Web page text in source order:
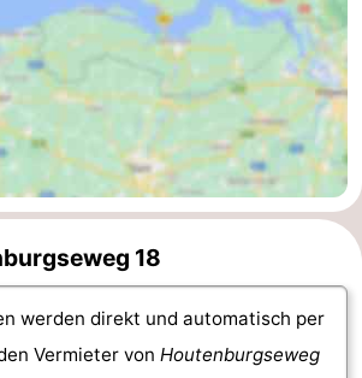
18
werden direkt und automatisch per
Vermieter von Houtenburgseweg